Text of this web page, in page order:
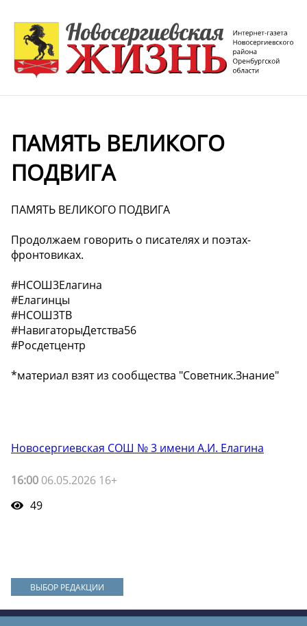
ПАМЯТЬ ВЕЛИКОГО
ПОДВИГА
ПАМЯТЬ ВЕЛИКОГО ПОДВИГА
Продолжаем говорить о писателях и поэтах-
фронтовиках.
#НСОШ3Елагина
#Елагинцы
#НСОШ3ТВ
#НавигаторыДетства56
#Росдетцентр
*материал взят из сообщества "Советник.Знание"
Новосергиевская СОШ № 3 имени А.И. Елагина
16:00 06.05.2026 16+
49
ВЫБОР РЕДАКЦИИ